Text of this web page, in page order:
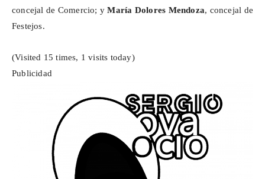
concejal de Comercio; y María Dolores Mendoza, concejal de
Festejos.
(Visited 15 times, 1 visits today)
Publicidad